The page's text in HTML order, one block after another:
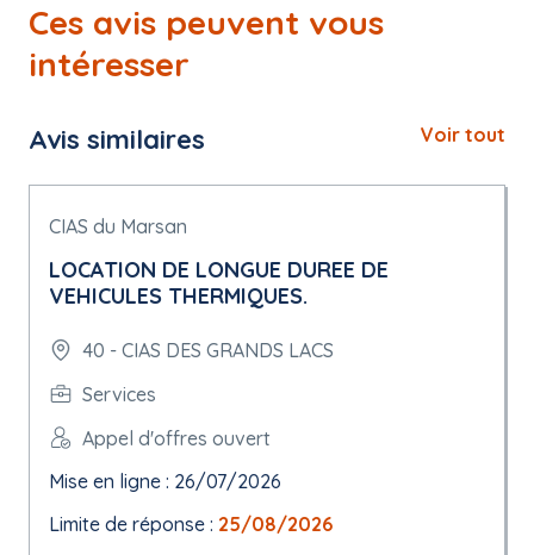
Ces avis peuvent vous
intéresser
Avis similaires Voir tout
CIAS du Marsan
LOCATION DE LONGUE DUREE DE
VEHICULES THERMIQUES.
40 - CIAS DES GRANDS LACS
Services
Appel d'offres ouvert
Mise en ligne : 26/07/2026
Limite de réponse : 25/08/2026